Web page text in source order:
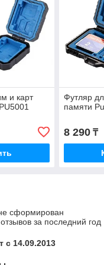
и карт
Футляр
памяти
8 290₸
сформирован
за последний год
с 14.09.2013